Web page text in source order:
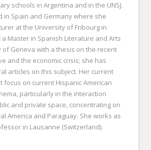
schools in Argentina and in the UNSJ.
in Spain and Germany where she
at the University of Fribourg in
a Master in Spanish Literature and Arts
of Geneva with a thesis on the recent
and the economic crisis; she has
articles on this subject. Her current
focus on current Hispanic American
particularly in the interaction
and private space, concentrating on
America and Paraguay. She works as
in Lausanne (Switzerland).